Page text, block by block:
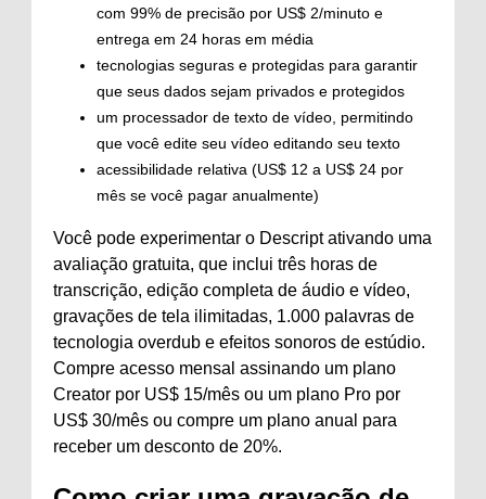
com 99% de precisão por US$ 2/minuto e
entrega em 24 horas em média
tecnologias seguras e protegidas para garantir
que seus dados sejam privados e protegidos
um processador de texto de vídeo, permitindo
que você edite seu vídeo editando seu texto
acessibilidade relativa (US$ 12 a US$ 24 por
mês se você pagar anualmente)
Você pode experimentar o Descript ativando uma
avaliação gratuita, que inclui três horas de
transcrição, edição completa de áudio e vídeo,
gravações de tela ilimitadas, 1.000 palavras de
tecnologia overdub e efeitos sonoros de estúdio.
Compre acesso mensal assinando um plano
Creator por US$ 15/mês ou um plano Pro por
US$ 30/mês ou compre um plano anual para
receber um desconto de 20%.